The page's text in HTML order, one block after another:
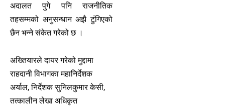
अदालत पुगे पनि राजनीतिक
तहसम्मको अनुसन्धान अझै टुंगिएको
छैन भन्ने संकेत गरेको छ ।
अख्तियारले दायर गरेको मुद्दामा
राहदानी विभागका महानिर्देशक
अर्याल, निर्देशक सुनिलकुमार केसी,
तत्कालीन लेखा अधिकृत